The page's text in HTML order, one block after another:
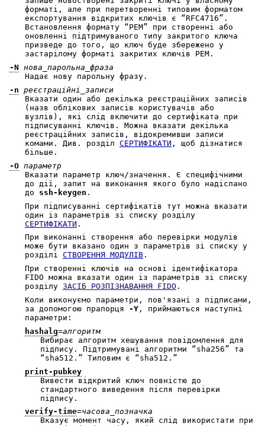
форматі, але при перетворенні типовим форматом
експортування відкритих ключів є “RFC4716”.
Встановлення формату “PEM” при створенні або
оновленні підтримуваного типу закритого ключа
призведе до того, що ключ буде збережено у
застарілому форматі закритих ключів PEM.
-N нова_парольна_фраза
Надає нову парольну фразу.
-n реєстраційні_записи
Вказати один або декілька реєстраційних записів
(назв облікових записів користувачів або
вузлів), які слід включити до сертифіката при
підписуванні ключів. Можна вказати декілька
реєстраційних записів, відокремивши записи
комами. Див. розділ СЕРТИФІКАТИ , щоб дізнатися
більше.
-O параметр
Вказати параметр ключ/значення. Є специфічними
до дії, запит на виконання якого було надіслано
до ssh-keygen .
При підписуванні сертифікатів тут можна вказати
один із параметрів зі списку розділу
СЕРТИФІКАТИ .
При виконанні створення або перевірки модулів
може бути вказано один з параметрів зі списку у
розділі
СТВОРЕННЯ МОДУЛІВ .
При створенні ключів на основі ідентифікатора
FIDO можна вказати один із параметрів зі списку
розділу
ЗАСІБ РОЗПІЗНАВАННЯ FIDO .
Коли виконуємо параметри, пов'язані з підписами,
за допомогою прапорця -Y , приймаються наступні
параметри:
hashalg=алгоритм
Вибирає алгоритм хешування повідомлення для
підпису. Підтримувані алгоритми “sha256” та
“sha512.” Типовим є “sha512.”
print-pubkey
Вивести відкритий ключ повністю до
стандартного виведення після перевірки
підпису.
verify-time=часова_позначка
Вказує момент часу, який слід використати при